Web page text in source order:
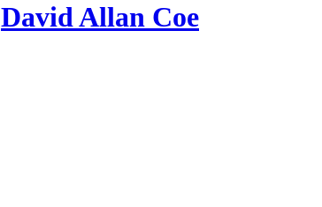
David Allan Coe